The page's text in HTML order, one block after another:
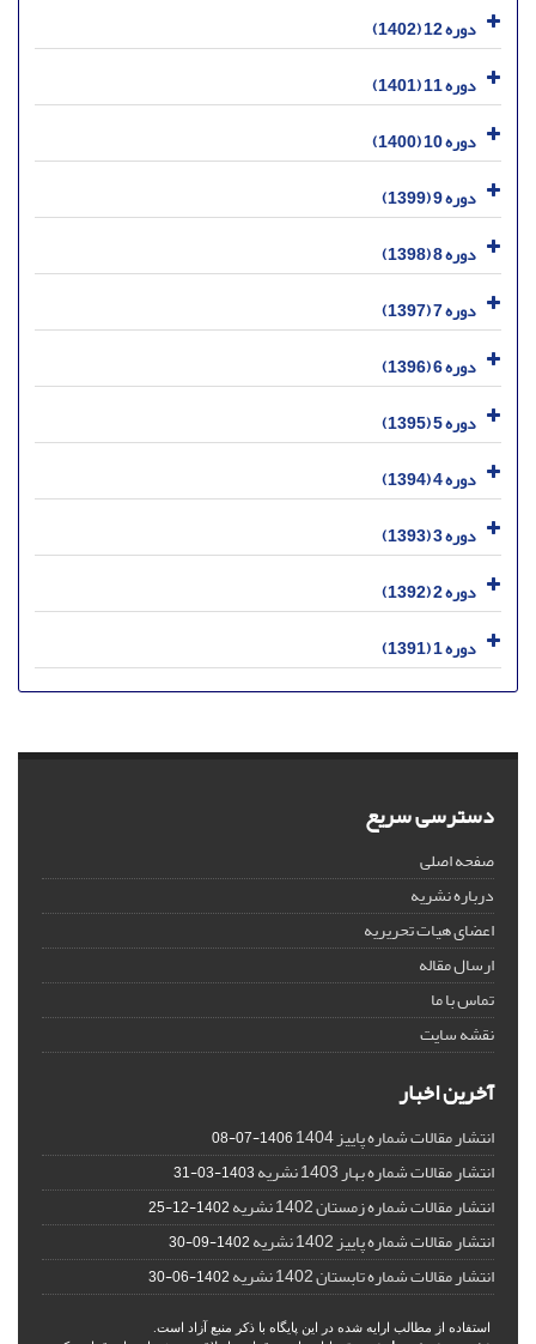
دوره 12 (1402)
دوره 11 (1401)
دوره 10 (1400)
دوره 9 (1399)
دوره 8 (1398)
دوره 7 (1397)
دوره 6 (1396)
دوره 5 (1395)
دوره 4 (1394)
دوره 3 (1393)
دوره 2 (1392)
دوره 1 (1391)
دسترسی سریع
صفحه اصلی
درباره نشریه
اعضای هیات تحریریه
ارسال مقاله
تماس با ما
نقشه سایت
آخرین اخبار
انتشار مقالات شماره پاییز 1404 1406-07-08
انتشار مقالات شماره بهار 1403 نشریه 1403-03-31
انتشار مقالات شماره زمستان 1402 نشریه 1402-12-25
انتشار مقالات شماره پاییز 1402 نشریه 1402-09-30
انتشار مقالات شماره تابستان 1402 نشریه 1402-06-30
استفاده از مطالب ارایه شده در این پایگاه با ذکر منبع آزاد است.